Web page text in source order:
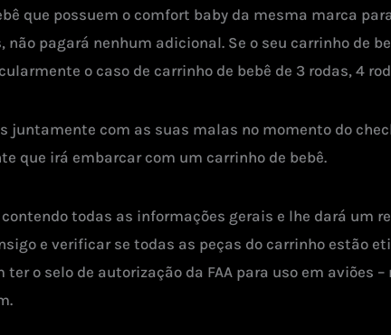
que possuem o comfort baby da mesma marca
não pagará nenhum adicional. Se o seu carrinho de
o caso de carrinho de bebê de 3 rodas, 4
juntamente com as suas malas no momento do
que irá embarcar com um carrinho de bebê.
todas as informações gerais e lhe dará um
e verificar se todas as peças do carrinho estão
ter o selo de autorização da FAA para uso em